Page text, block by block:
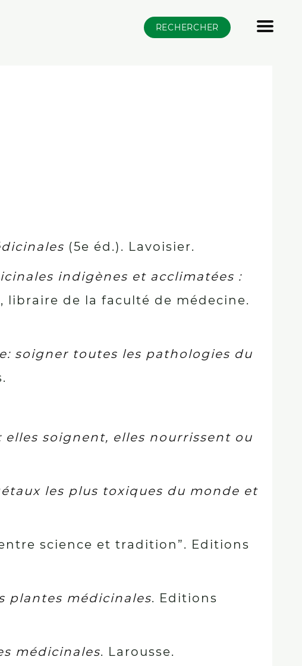
RECHERCHER
(5e éd.). Lavoisier.
indigènes et acclimatées :
libraire de la faculté de médecine.
soigner toutes les pathologies du
elles soignent, elles nourrissent ou
les plus toxiques du monde et
science et tradition”. Editions
plantes médicinales. Editions
médicinales. Larousse.